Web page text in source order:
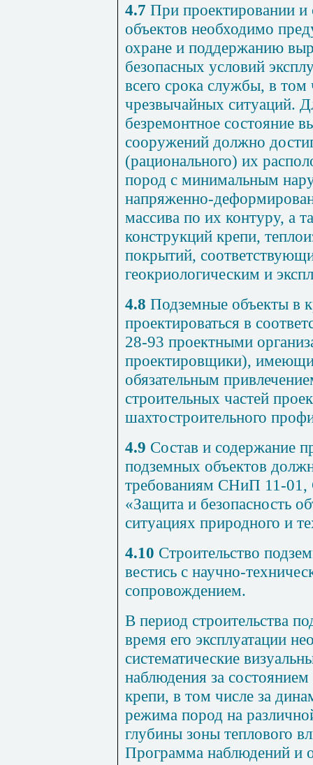
4.7 При проектировании и
объектов необходимо
охране и поддержанию
безопасных условий
всего срока службы, в том
чрезвычайных ситуаций.
безремонтное состояние
сооружений должно
(рационального) их
пород с минимальным
напряженно-
массива по их контуру, а
конструкций крепи,
покрытий,
геокриологическим и
4.8 Подземные объекты в
проектироваться в
28-93 проектными
проектировщики),
обязательным
строительных частей
шахтостроительного
4.9 Состав и содержание
подземных объектов
требованиям СНиП 11-01 ,
«Защита и безопасность
ситуациях природного и
4.10 Строительство
вестись с научно-
сопровождением.
В период строительства
время его эксплуатации
систематические
наблюдения за
крепи, в том числе за
режима пород на
глубины зоны теплового
Программа наблюдений и